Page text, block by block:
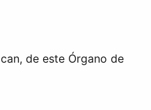
de este Órgano de